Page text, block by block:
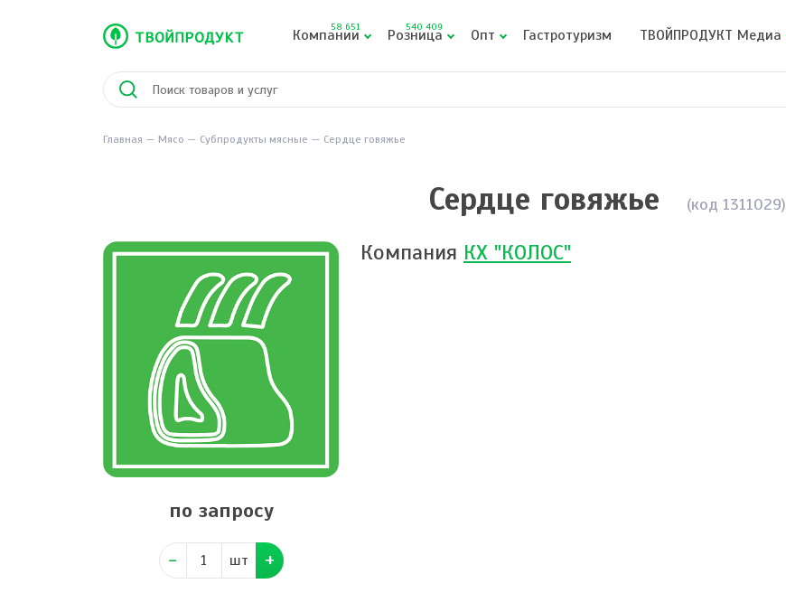
Компании
58 651 Розница
540 409 Опт Гастротуризм ТВОЙПРОДУКТ Медиа
Главная Мясо Субпродукты мясные Сердце говяжье
Сердце говяжье (код 1311029)
по запросу
шт
Компания КХ "КОЛОС"